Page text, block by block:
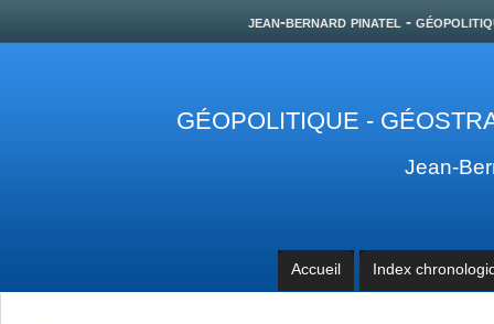
jean-bernard pinatel -
GÉOPOLITIQUE -
Jean-
Accueil Index